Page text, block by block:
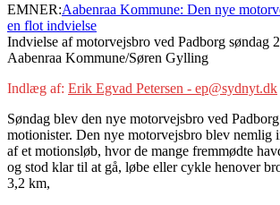
EMNER:Aabenraa Kommune: Den nye
en flot indvielse
Indvielse af motorvejsbro ved Padborg søndag
Aabenraa Kommune/Søren Gylling
Indlæg af: Erik Egvad Petersen - ep@sydnyt.dk
Søndag blev den nye motorvejsbro ved
motionister. Den nye motorvejsbro blev nemlig
af et motionsløb, hvor de mange fremmødte
og stod klar til at gå, løbe eller cykle henover
3,2 km,